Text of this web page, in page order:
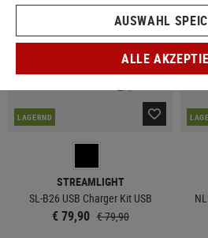
LAGERND
STREAMLIGHT
SL-B26 USB Charger Kit USB
€ 79,90 € 79,90
AUSWAHL
ALLE